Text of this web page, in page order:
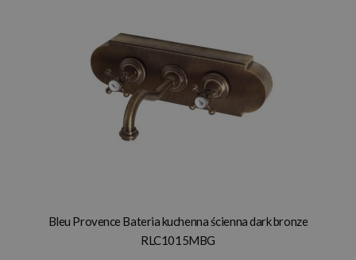
Bleu Provence Bateria kuchenna ścienna dark bronze
RLC1015MBG